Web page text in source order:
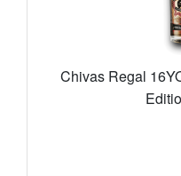
Chivas Regal